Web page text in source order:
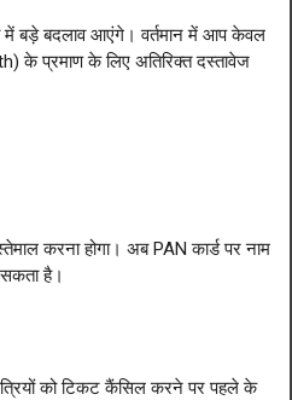
में बड़े बदलाव आएंगे। वर्तमान में आप केवल
के प्रमाण के लिए अतिरिक्त दस्तावेज
करना होगा। अब PAN कार्ड पर नाम
है।
को टिकट कैंसिल करने पर पहले के